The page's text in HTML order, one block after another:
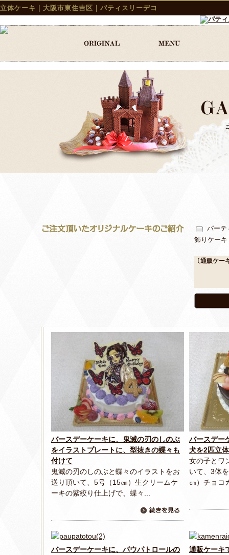
立体ケーキ｜大阪市東住吉区｜パティスリーデコ
パーテ
飾りケーキ
〔通販ケー
バースデーケーキに、鬼滅の刃のしのぶ
をイラストプレートに、型抜きの蝶々も
付けて
鬼滅の刃のしのぶと蝶々のイラストをお
送り頂いて、5号（15㎝）生クリームケ
ーキの紫絞り仕上げで、蝶々...
バースデー
犬を2匹立
女の子とワ
いて、3体
㎝）チョコ
バースデーケーキに、パウパトロールの
通販ケーキ